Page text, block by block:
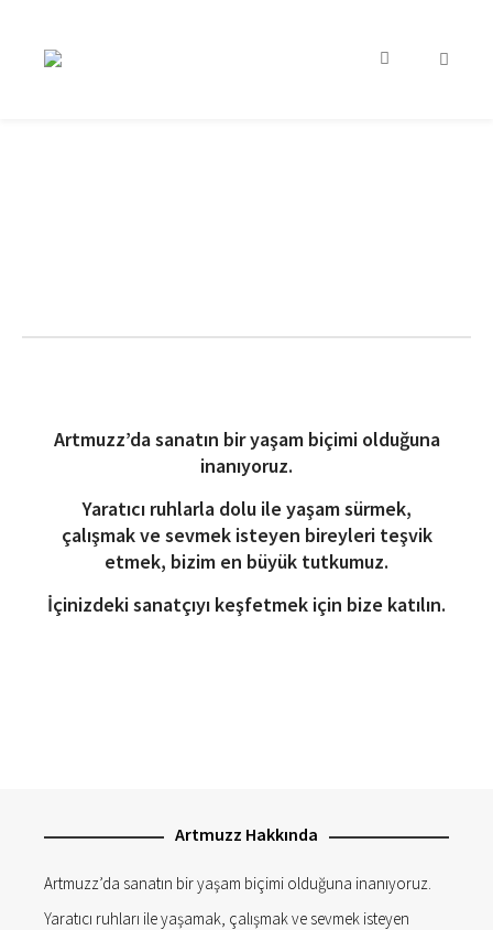
Artmuzz’da sanatın bir yaşam biçimi olduğuna
inanıyoruz.
Yaratıcı ruhlarla dolu ile yaşam sürmek,
çalışmak ve sevmek isteyen bireyleri teşvik
etmek, bizim en büyük tutkumuz.
İçinizdeki sanatçıyı keşfetmek için bize katılın.
Artmuzz Hakkında
Artmuzz’da sanatın bir yaşam biçimi olduğuna inanıyoruz.
Yaratıcı ruhları ile yaşamak, çalışmak ve sevmek isteyen